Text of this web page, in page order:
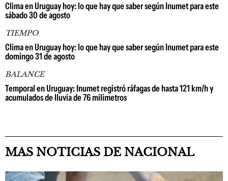
Clima en Uruguay hoy: lo que hay que saber según Inumet para este
sábado 30 de agosto
TIEMPO
Clima en Uruguay hoy: lo que hay que saber según Inumet para este
domingo 31 de agosto
BALANCE
Temporal en Uruguay: Inumet registró ráfagas de hasta 121 km/h y
acumulados de lluvia de 76 milímetros
MAS NOTICIAS DE NACIONAL